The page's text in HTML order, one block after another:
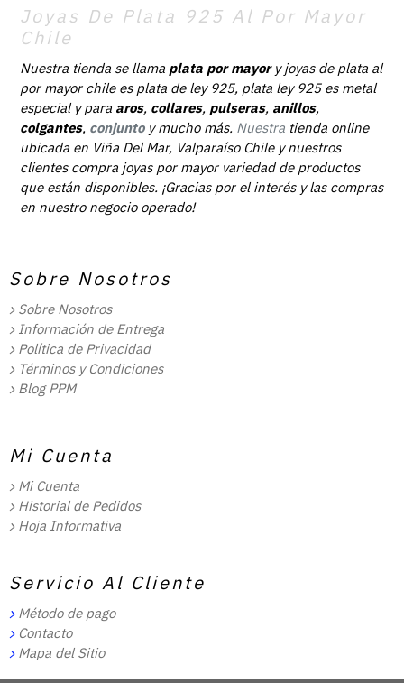
Joyas De Plata 925 Al Por Mayor
Chile
Nuestra tienda se llama plata por mayory joyas de plata al
por mayor chile es plata de ley 925, plata ley 925 es metal
especial y para aros, collares, pulseras, anillos,
colgantes, conjunto y mucho más. Nuestra tienda online
ubicada en Viña Del Mar, Valparaíso Chile y nuestros
clientes compra joyas por mayor variedad de productos
que están disponibles. ¡Gracias por el interés y las compras
en nuestro negocio operado!
Sobre Nosotros
Sobre Nosotros
Información de Entrega
Política de Privacidad
Términos y Condiciones
Blog PPM
Mi Cuenta
Mi Cuenta
Historial de Pedidos
Hoja Informativa
Servicio Al Cliente
Método de pago
Contacto
Mapa del Sitio